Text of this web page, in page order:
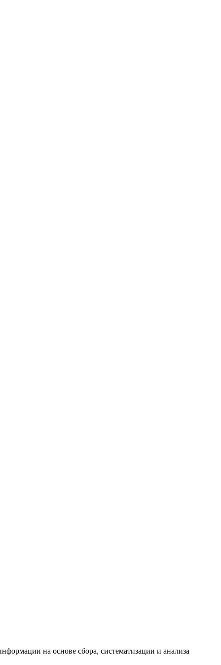
на основе сбора, систематизации и анализа